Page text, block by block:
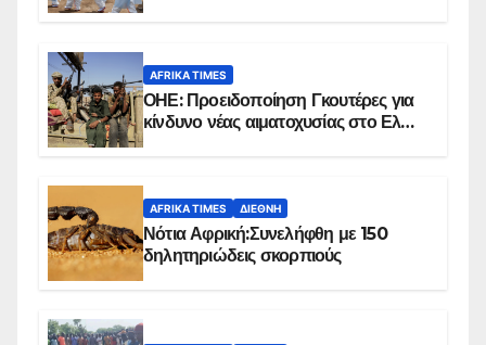
AFRIKA TIMES
ΟΗΕ: Προειδοποίηση Γκουτέρες για
κίνδυνο νέας αιματοχυσίας στο Ελ
AFRIKA TIMES ΔΙΕΘΝΉ
Νότια Αφρική:Συνελήφθη με 150
δηλητηριώδεις σκορπιούς